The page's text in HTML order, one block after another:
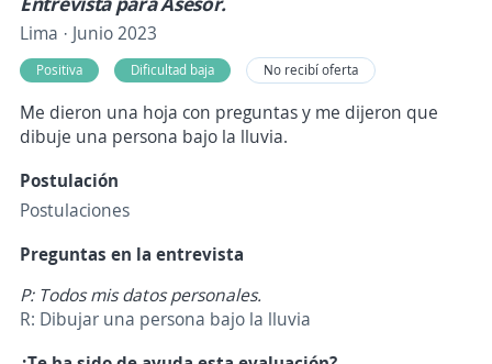
Lima · Junio 2023
Positiva Dificultad baja No recibí oferta
Me dieron una hoja con preguntas y me dijeron que
dibuje una persona bajo la lluvia.
Postulación
Postulaciones
Preguntas en la entrevista
P: Todos mis datos personales.
R: Dibujar una persona bajo la lluvia